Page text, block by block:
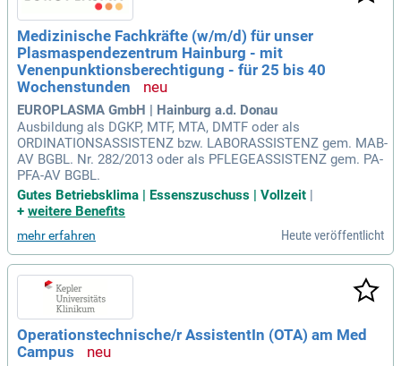
Medizinische Fachkräfte (w/m/d) für unser
Plasmaspendezentrum Hainburg - mit
Venenpunktionsberechtigung - für 25 bis 40
Wochenstunden
EUROPLASMA GmbH | Hainburg a.d. Donau
Ausbildung als DGKP, MTF, MTA, DMTF oder als
ORDINATIONSASSISTENZ bzw. LABORASSISTENZ gem. MAB-
AV BGBL. Nr. 282/2013 oder als PFLEGEASSISTENZ gem. PA-
PFA-AV BGBL.
Gutes Betriebsklima | Essenszuschuss | Vollzeit
+ weitere Benefits
mehr erfahren Heute veröffentlicht
Operationstechnische/r AssistentIn (OTA) am Med
Campus